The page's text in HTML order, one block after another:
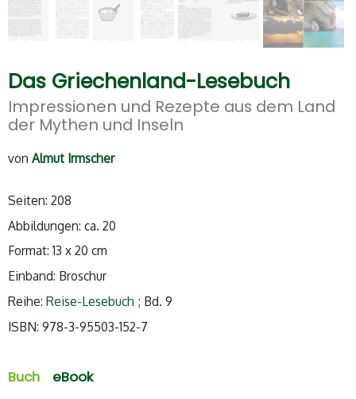
Das Griechenland-Lesebuch
Impressionen und Rezepte aus dem Land
der Mythen und Inseln
von Almut Irmscher
Seiten: 208
Abbildungen: ca. 20
Format: 13 x 20 cm
Einband: Broschur
Reihe: Reise-Lesebuch ; Bd. 9
ISBN: 978-3-95503-152-7
Buch eBook